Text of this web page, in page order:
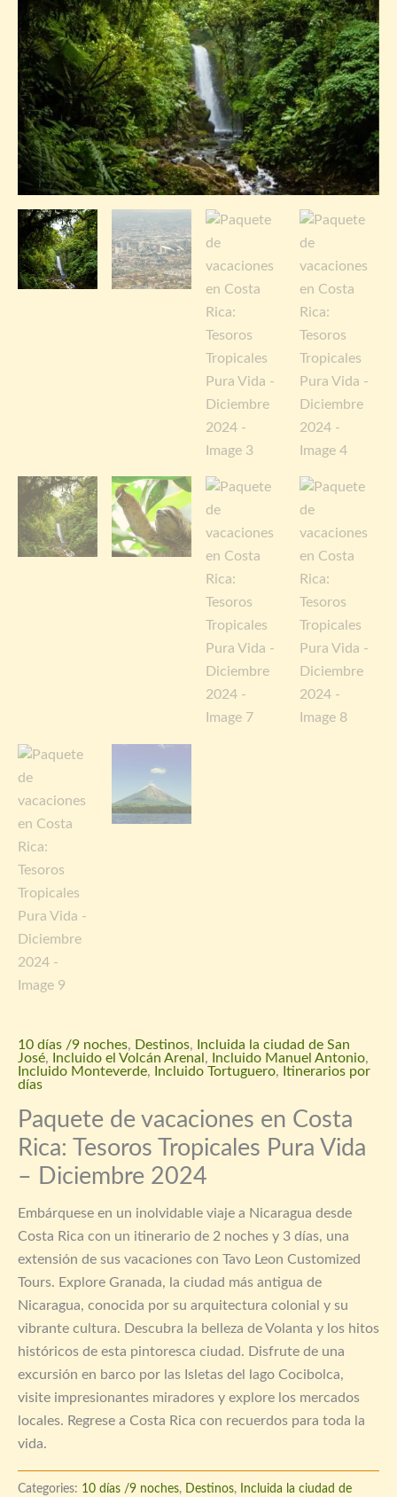
10 días /9 noches, Destinos,
Incluida la ciudad de San
José, Incluido el Volcán Arenal , Incluido Manuel Antonio,
Incluido Monteverde, Incluido Tortuguero, Itinerarios por
días
Paquete de vacaciones en Costa
Rica: Tesoros Tropicales Pura Vida
– Diciembre 2024
Embárquese en un inolvidable viaje a Nicaragua desde
Costa Rica con un itinerario de 2 noches y 3 días, una
extensión de sus vacaciones con Tavo Leon Customized
Tours. Explore Granada, la ciudad más antigua de
Nicaragua, conocida por su arquitectura colonial y su
vibrante cultura. Descubra la belleza de Volanta y los hitos
históricos de esta pintoresca ciudad. Disfrute de una
excursión en barco por las Isletas del lago Cocibolca,
visite impresionantes miradores y explore los mercados
locales. Regrese a Costa Rica con recuerdos para toda la
vida.
Categories: 10 días /9 noches, Destinos,
Incluida la ciudad de